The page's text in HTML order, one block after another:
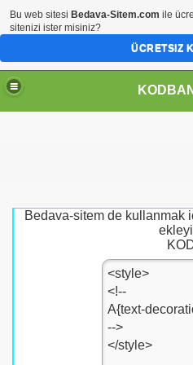
Bedava-sitem de kullanmak
Bu web sitesi Bedava-Sitem.com ile
sitenizi ister misiniz?
ÜCRETSIZ